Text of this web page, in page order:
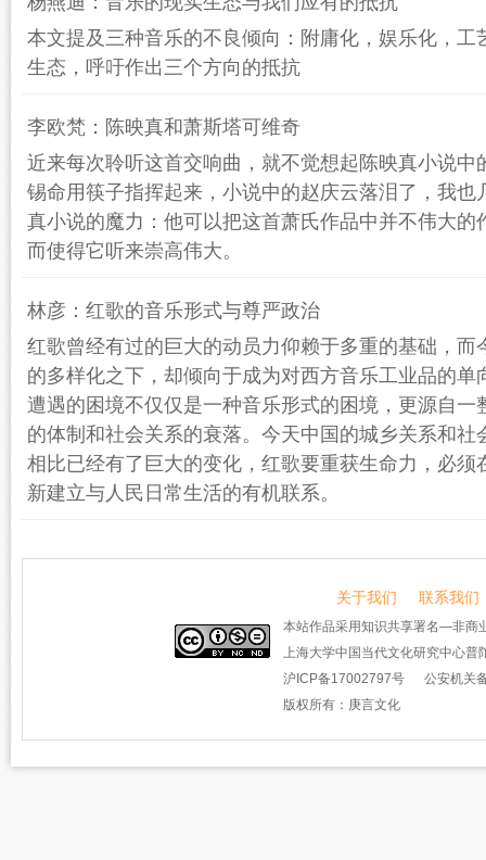
本文提及三种音乐的不良倾向：附庸化，娱乐化，工
生态，呼吁作出三个方向的抵抗
李欧梵：陈映真和萧斯塔可维奇
近来每次聆听这首交响曲，就不觉想起陈映真小说中
锡命用筷子指挥起来，小说中的赵庆云落泪了，我也
真小说的魔力：他可以把这首萧氏作品中并不伟大的
而使得它听来崇高伟大。
林彦：红歌的音乐形式与尊严政治
红歌曾经有过的巨大的动员力仰赖于多重的基础，而
的多样化之下，却倾向于成为对西方音乐工业品的单
遭遇的困境不仅仅是一种音乐形式的困境，更源自一
的体制和社会关系的衰落。今天中国的城乡关系和社
相比已经有了巨大的变化，红歌要重获生命力，必须
新建立与人民日常生活的有机联系。
关于我们 联系我们
本站作品采用知识共享署名—非商
上海大学中国当代文化研究中
沪ICP备17002797号
公安机关
版权所有：庚言文化